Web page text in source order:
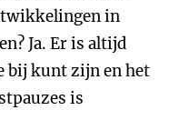
in
Ja. Er is altijd
bij kunt zijn en het
is